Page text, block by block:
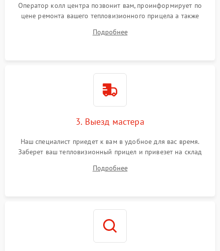
Оператор колл центра позвонит вам, проинформирует по
цене ремонта вашего тепловизионного прицела а также
Подробнее
3. Выезд мастера
Наш специалист приедет к вам в удобное для вас время.
Заберет ваш тепловизионный прицел и привезет на склад
Подробнее